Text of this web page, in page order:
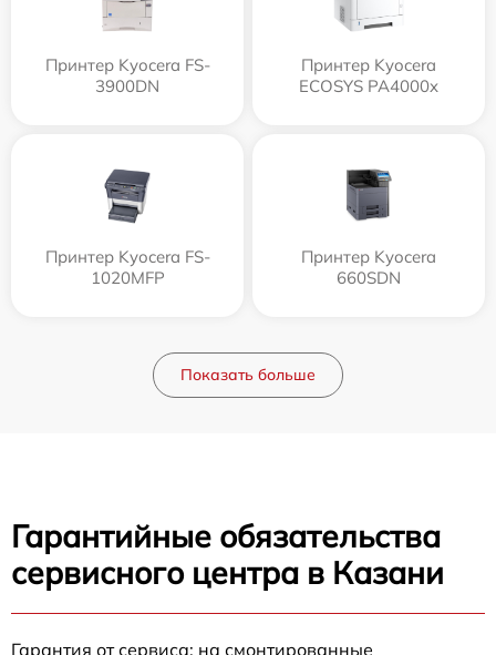
Принтер Kyocera FS-
3900DN
Принтер Kyocera
ECOSYS PA4000x
Принтер Kyocera FS-
1020MFP
Принтер Kyocera
660SDN
Показать больше
Гарантийные обязательства
сервисного центра в Казани
Гарантия от сервиса: на смонтированные